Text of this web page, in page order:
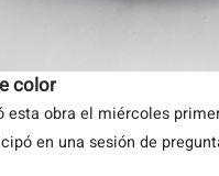
color
esta obra el miércoles
en una sesión de